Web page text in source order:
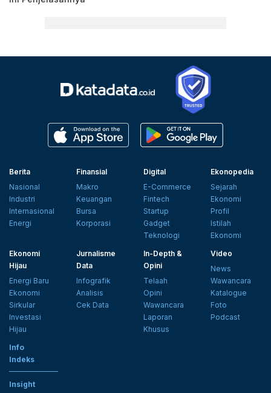
Berita
Nasional
Industri
Internasional
Energi
Finansial
Makro
Keuangan
Bursa
Korporasi
Digital
E-Commerce
Fintech
Startup
Gadget
Teknologi
Ekonopedia
Sejarah
Ekonomi
Profil
Istilah
Ekonomi
Ekonomi
Hijau
Energi Baru
Ekonomi
Sirkular
Investasi
Hijau
Jurnalisme
Data
Infografik
Analisis
Cek Data
In-Depth &
Opini
Telaah
Opini
Wawancara
Laporan
Khusus
Video
News
Wawancara
Katalogue
Foto
Podcast
Info
Indeks
Insight